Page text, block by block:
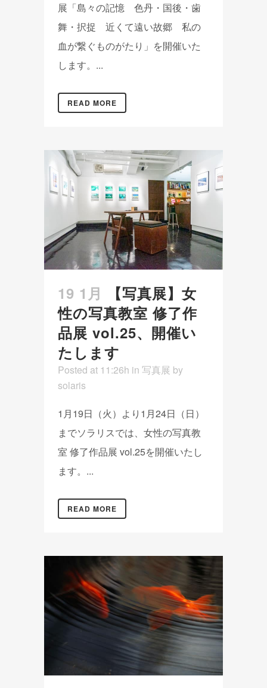
展「島々の記憶 色丹・国後・歯
舞・択捉 近くて遠い故郷 私の
血が繋ぐものがたり」を開催いた
します。...
READ MORE
19 1月
【写真展】女
性の写真教室 修了作
品展 vol.25、開催い
たします
Posted at 11:26h in 写真展 by
solaris
1月19日（火）より1月24日（日）
までソラリスでは、女性の写真教
室 修了作品展 vol.25を開催いたし
ます。...
READ MORE